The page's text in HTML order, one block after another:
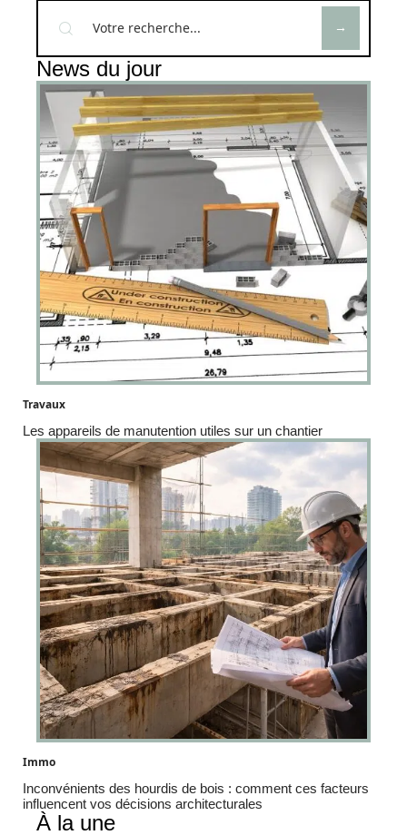
News du jour
Travaux
Les appareils de manutention utiles sur un chantier
Immo
Inconvénients des hourdis de bois : comment ces facteurs
influencent vos décisions architecturales
À la une